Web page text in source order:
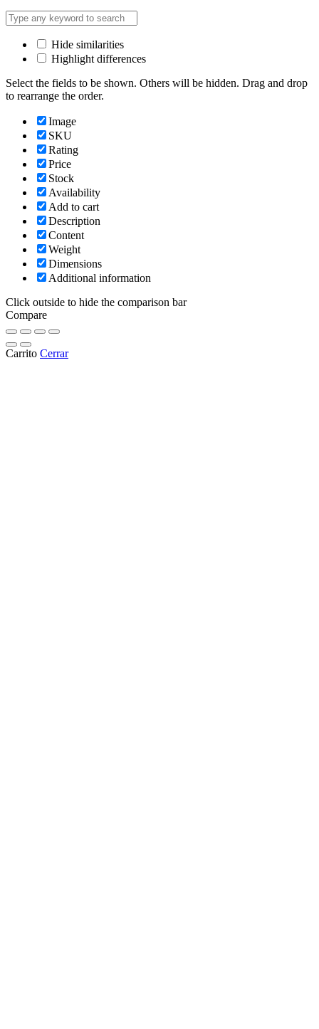
Hide similarities
Highlight differences
Select the fields to be shown. Others will be hidden. Drag and drop
to rearrange the order.
Image
SKU
Rating
Price
Stock
Availability
Add to cart
Description
Content
Weight
Dimensions
Additional information
Click outside to hide the comparison bar
Compare
Carrito Cerrar